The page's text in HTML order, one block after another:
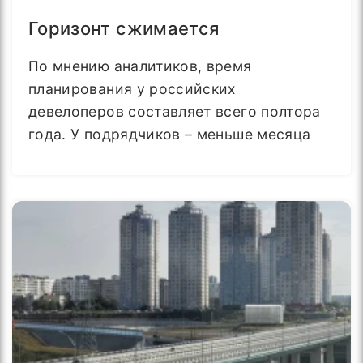
Горизонт сжимается
По мнению аналитиков, время
планирования у российских
девелоперов составляет всего полтора
года. У подрядчиков – меньше месяца